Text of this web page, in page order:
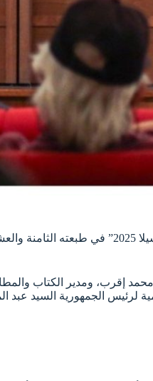
الجزائرية يوم الاثنين 20 أكتوبر2025، بحضور
لرئيس الجمهورية السيد عبد